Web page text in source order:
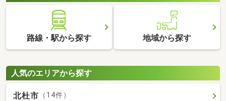
路線・駅から探す 地域から探す
人気のエリアから探す
北杜市 （14件）